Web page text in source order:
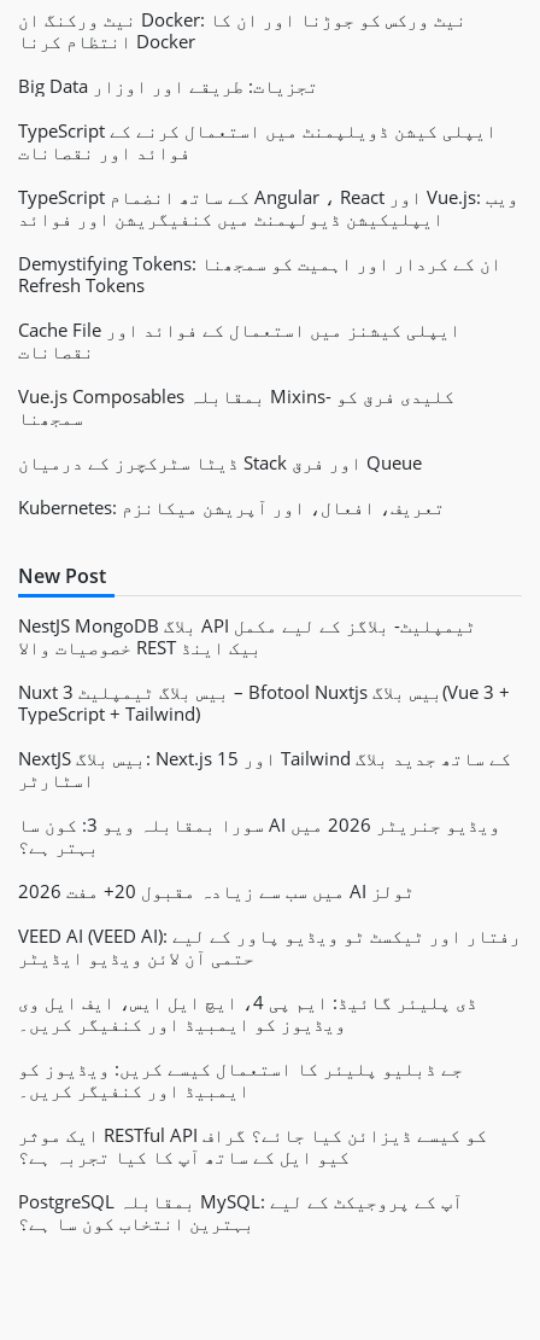
نیٹ ورکنگ ان Docker: نیٹ ورکس کو جوڑنا اور ان کا
انتظام کرنا Docker
Big Data تجزیات: طریقے اور اوزار
TypeScript ایپلی کیشن ڈویلپمنٹ میں استعمال کرنے کے
فوائد اور نقصانات
TypeScript کے ساتھ انضمام Angular ، React اور Vue.js: ویب
ایپلیکیشن ڈیولپمنٹ میں کنفیگریشن اور فوائد
Demystifying Tokens: ان کے کردار اور اہمیت کو سمجھنا
Refresh Tokens
Cache File ایپلی کیشنز میں استعمال کے فوائد اور
نقصانات
Vue.js Composables بمقابلہ Mixins- کلیدی فرق کو
سمجھنا
ڈیٹا سٹرکچرز کے درمیان Stack اور فرق Queue
Kubernetes: تعریف، افعال، اور آپریشن میکانزم
New Post
NestJS MongoDB بلاگ API ٹیمپلیٹ- بلاگز کے لیے مکمل
خصوصیات والا REST بیک اینڈ
Nuxt 3 بیس بلاگ ٹیمپلیٹ – Bfotool Nuxtjs بیس بلاگ(Vue 3 +
TypeScript + Tailwind)
NextJS بیس بلاگ: Next.js 15 اور Tailwind کے ساتھ جدید بلاگ
اسٹارٹر
سورا بمقابلہ ویو 3: کون سا AI ویڈیو جنریٹر 2026 میں
بہتر ہے؟
2026 میں سب سے زیادہ مقبول 20+ مفت AI ٹولز
VEED AI (VEED AI): رفتار اور ٹیکسٹ ٹو ویڈیو پاور کے لیے
حتمی آن لائن ویڈیو ایڈیٹر
ڈی پلیئر گائیڈ: ایم پی 4، ایچ ایل ایس، ایف ایل وی
ویڈیوز کو ایمبیڈ اور کنفیگر کریں۔
جے ڈبلیو پلیئر کا استعمال کیسے کریں: ویڈیوز کو
ایمبیڈ اور کنفیگر کریں۔
ایک موثر RESTful API کو کیسے ڈیزائن کیا جائے؟ گراف
کیو ایل کے ساتھ آپ کا کیا تجربہ ہے؟
PostgreSQL بمقابلہ MySQL: آپ کے پروجیکٹ کے لیے
بہترین انتخاب کون سا ہے؟